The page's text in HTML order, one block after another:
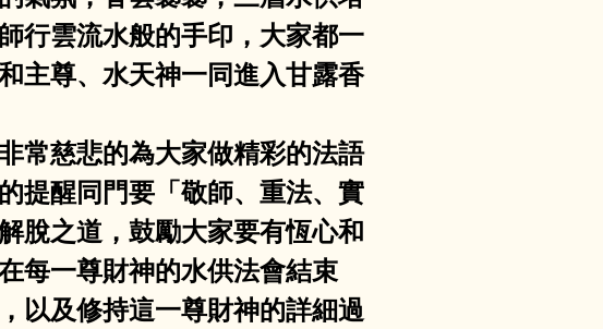
行雲流水般的手印，大家都一
主尊、水天神一同進入甘露香
常慈悲的為大家做精彩的法語
提醒同門要「敬師、重法、實
脫之道，鼓勵大家要有恆心和
每一尊財神的水供法會結束
以及修持這一尊財神的詳細過